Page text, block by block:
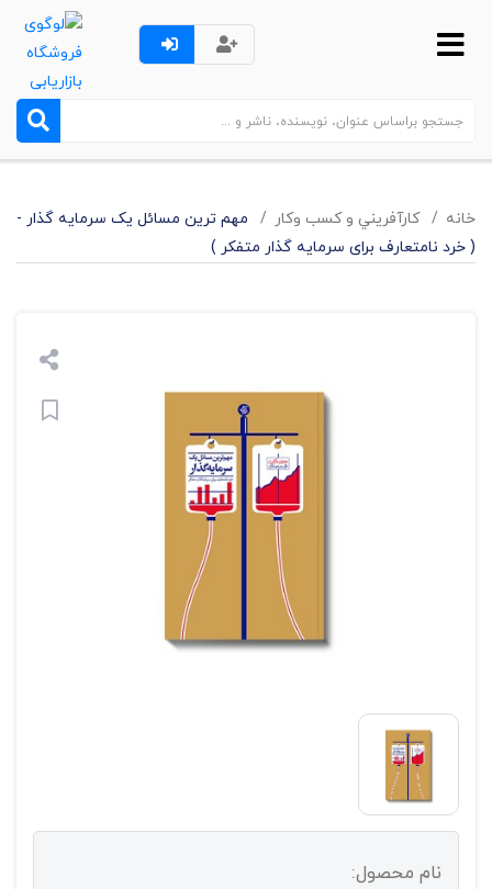
خانه کارآفريني و کسب وکار
مهم ترین مسائل یک سرمایه گذار -
( خرد نامتعارف برای سرمایه گذار متفکر )
نام محصول: